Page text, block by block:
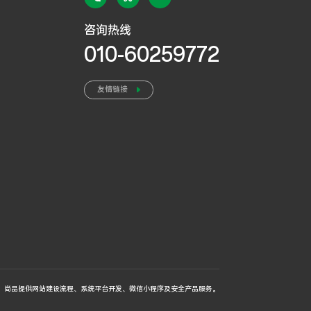
咨询热线
010-60259772
友情链接
尚品提供网站建设流程、系统平台开发、微信小程序及安全产品服务。